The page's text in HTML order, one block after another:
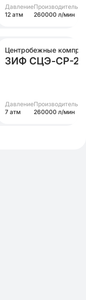
Давление
12 атм
260000 л/мин
Центробежные
ЗИФ СЦЭ-СР-
Давление
7 атм
260000 л/мин